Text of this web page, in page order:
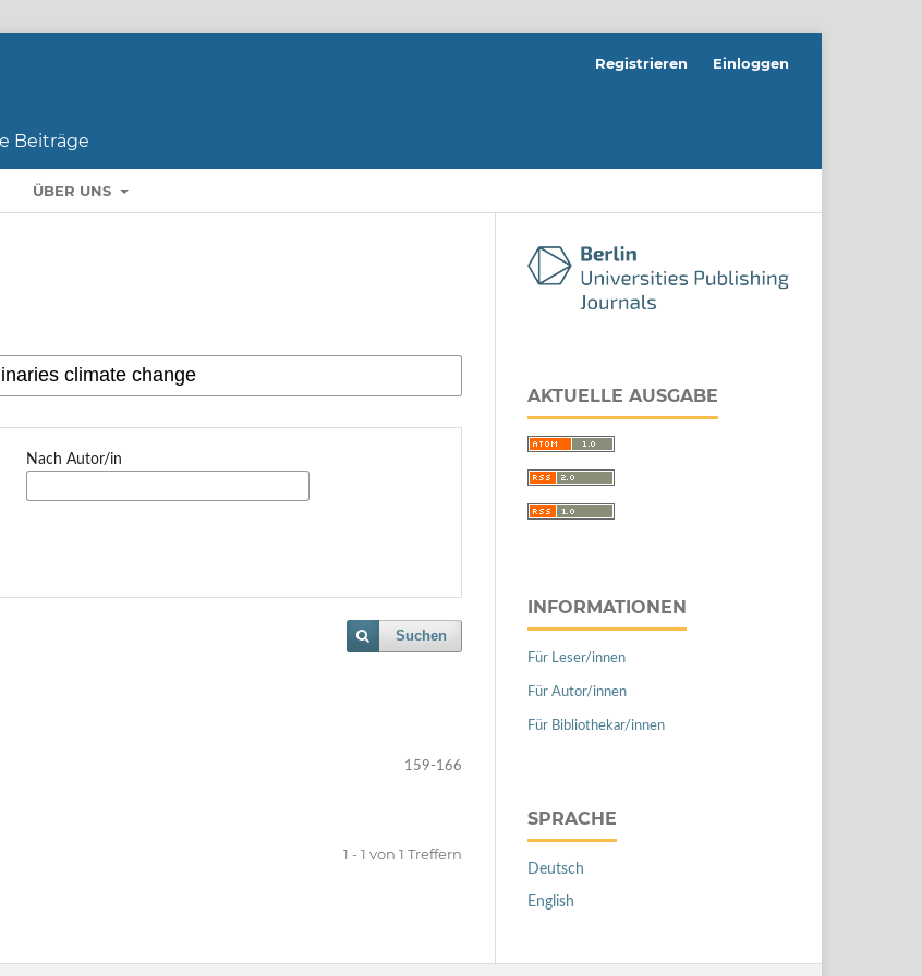
ÜBER UNS
Registrieren Einloggen
Nach Autor/in
Suchen
159-166
1 - 1 von 1 Treffern
AKTUELLE AUSGABE
INFORMATIONEN
Für Leser/innen
Für Autor/innen
Für Bibliothekar/innen
SPRACHE
Deutsch
English